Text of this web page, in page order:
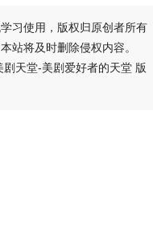
习使用，版权归原创者所有
站将及时删除侵权内容。
天堂-美剧爱好者的天堂 版